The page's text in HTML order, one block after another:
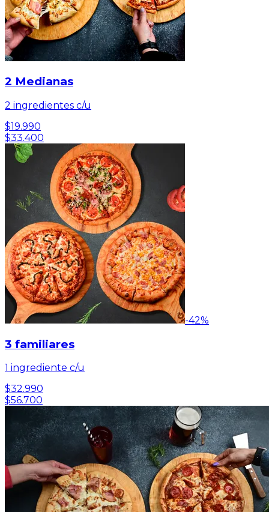
2 Medianas
2 ingredientes c/u
$19.990
$33.400
-42%
3 familiares
1 ingrediente c/u
$32.990
$56.700